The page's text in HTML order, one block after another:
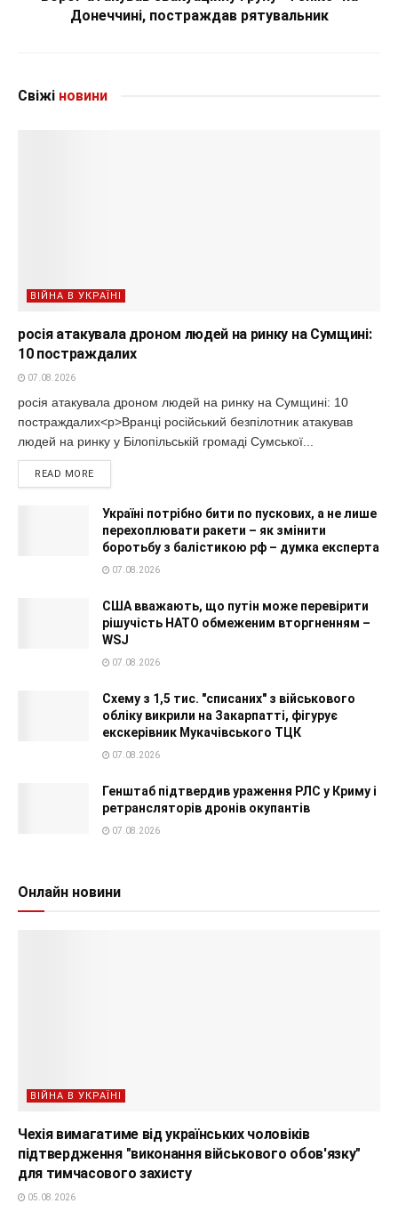
Донеччині, постраждав рятувальник
Свіжі новини
ВІЙНА В УКРАЇНІ
росія атакувала дроном людей на ринку на Сумщині:
10 постраждалих
07.08.2026
росія атакувала дроном людей на ринку на Сумщині: 10
постраждалих<p>Вранці російський безпілотник атакував
людей на ринку у Білопільській громаді Сумської...
READ MORE
Україні потрібно бити по пускових, а не лише
перехоплювати ракети – як змінити
боротьбу з балістикою рф – думка експерта
07.08.2026
США вважають, що путін може перевірити
рішучість НАТО обмеженим вторгненням –
WSJ
07.08.2026
Схему з 1,5 тис. "списаних" з військового
обліку викрили на Закарпатті, фігурує
екскерівник Мукачівського ТЦК
07.08.2026
Генштаб підтвердив ураження РЛС у Криму і
ретрансляторів дронів окупантів
07.08.2026
Онлайн новини
ВІЙНА В УКРАЇНІ
Чехія вимагатиме від українських чоловіків
підтвердження "виконання військового обов'язку"
для тимчасового захисту
05.08.2026